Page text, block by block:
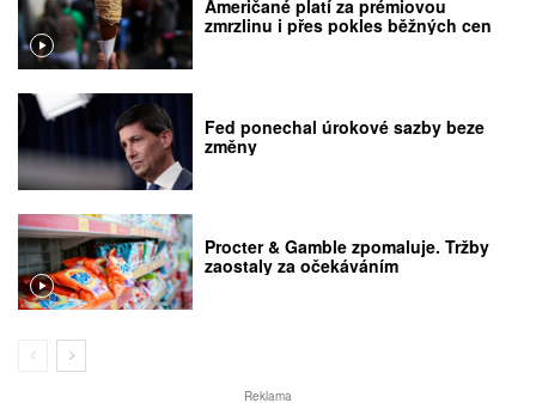
Američané platí za prémiovou
zmrzlinu i přes pokles běžných cen
Fed ponechal úrokové sazby beze
změny
Procter & Gamble zpomaluje. Tržby
zaostaly za očekáváním
Reklama